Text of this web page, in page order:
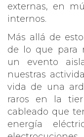
externas, en
internos.
Más allá de
de lo que para
un evento
nuestras
vida de una
raros en la
cableado que
energía